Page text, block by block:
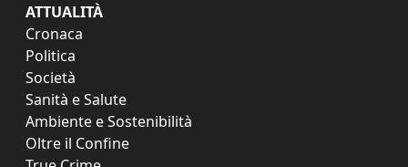
ATTUALITÀ
Cronaca
Politica
Società
Sanità e Salute
Ambiente e Sostenibilità
Oltre il Confine